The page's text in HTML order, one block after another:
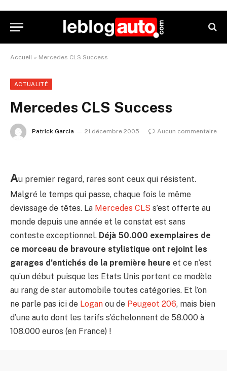
Accueil » Mercedes CLS Success
ACTUALITÉ
Mercedes CLS Success
Patrick Garcia 21 décembre 2005 Aucun commentaire
Au premier regard, rares sont ceux qui résistent.
Malgré le temps qui passe, chaque fois le même
devissage de têtes. La Mercedes CLS s’est offerte au
monde depuis une année et le constat est sans
conteste exceptionnel. Déjà 50.000 exemplaires de
ce morceau de bravoure stylistique ont rejoint les
garages d’entichés de la première heure et ce n’est
qu’un début puisque les Etats Unis portent ce modèle
au rang de star automobile toutes catégories. Et l’on
ne parle pas ici de Logan ou de Peugeot 206, mais bien
d’une auto dont les tarifs s’échelonnent de 58.000 à
108.000 euros (en France) !